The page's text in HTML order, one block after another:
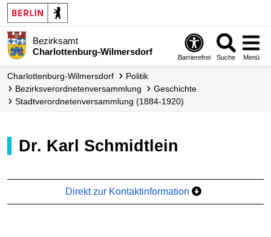
Bezirksamt
Charlottenburg-Wilmersdorf
Barrierefrei Suche Menü
Charlottenburg-Wilmersdorf
Politik
Bezirks­verordneten­versammlung
Geschichte
Stadtverordnetenversammlung (1884-1920)
Dr. Karl Schmidtlein
Direkt zur Kontaktinformation